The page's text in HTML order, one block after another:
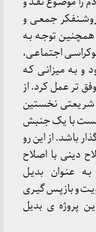
جمعـی و
توجـه بـه
اجتماعـی،
بـه میزانـی کـه
تر عمل کرد. از
شریعتی نخستین
با یک جنبش
باشد. از این رو
دینی با اصلاح
عنـوان بدیـل
و بازپـس گیـری
پروژه ی بدیل